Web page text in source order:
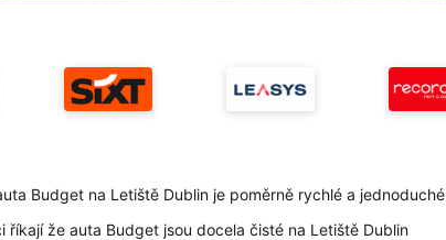
Budget na Letiště Dublin je poměrně rychlé a jednoduché
říkají že auta Budget jsou docela čisté na Letiště Dublin